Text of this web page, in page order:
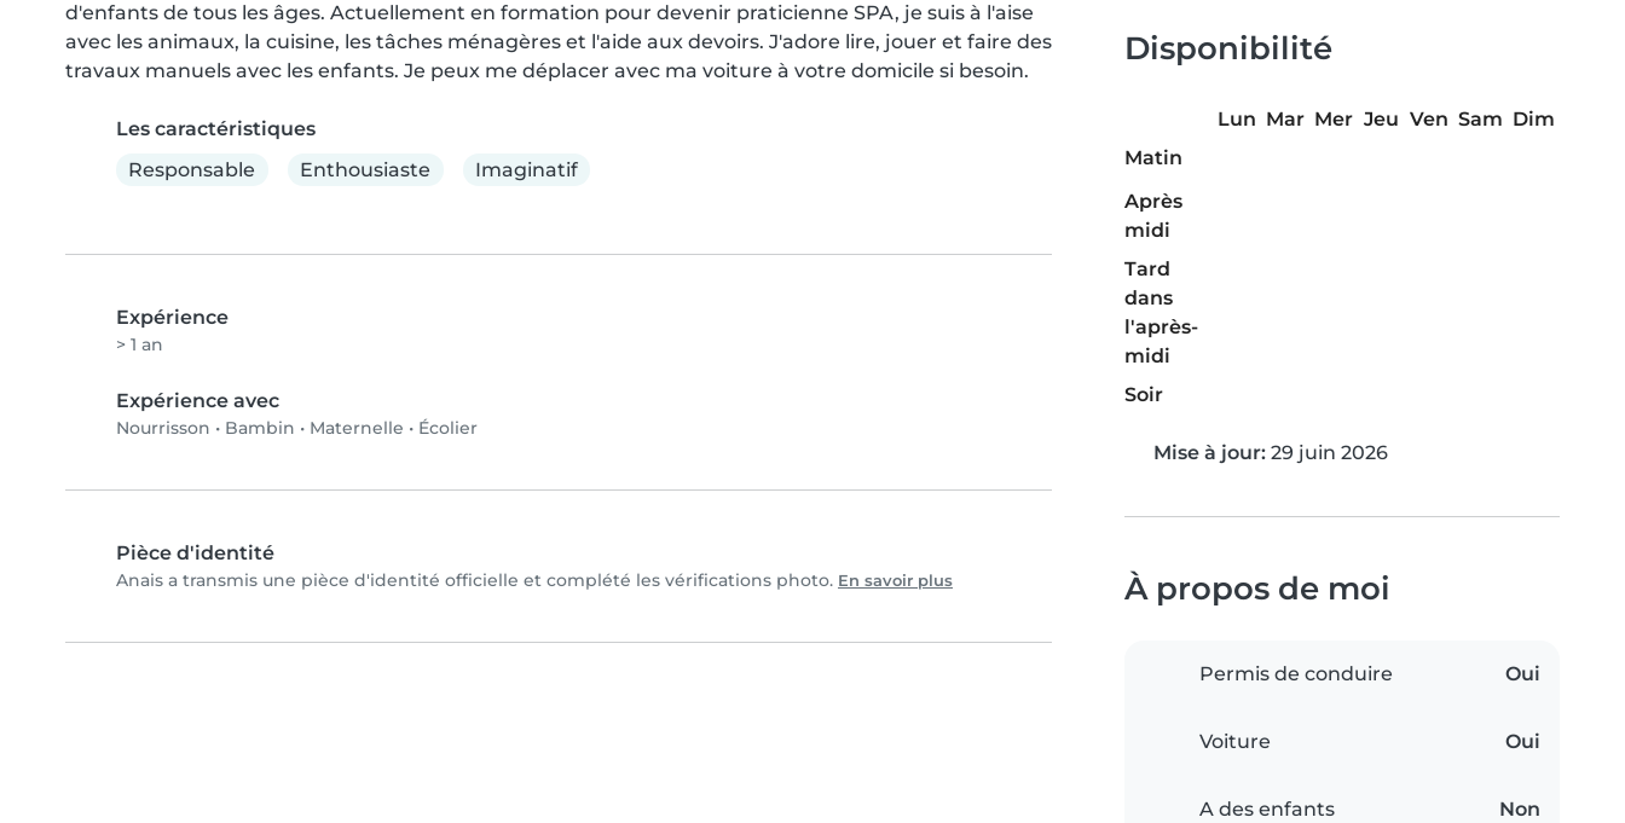
d'enfants de tous les âges. Actuellement en formation pour devenir praticienne SPA, je suis à l'aise
avec les animaux, la cuisine, les tâches ménagères et l'aide aux devoirs. J'adore lire, jouer et faire des
travaux manuels avec les enfants. Je peux me déplacer avec ma voiture à votre domicile si besoin.
Les caractéristiques
Responsable
Enthousiaste Imaginatif
Expérience
> 1 an
Expérience avec
Nourrisson • Bambin • Maternelle • Écolier
Pièce d'identité
Anais a transmis une pièce d'identité officielle et complété les vérifications photo. En savoir plus
Disponibilité
Lun Mar Mer Jeu Ven Sam Dim
Matin
Après
midi
Tard
dans
l'après-
midi
Soir
Mise à jour: 29 juin 2026
À propos de moi
Permis de conduire Oui
Voiture Oui
A des enfants Non